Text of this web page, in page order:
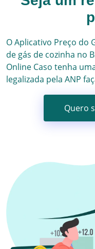
O Aplicativo Preço do
de gás de cozinha no
Online Caso tenha
legalizada pela ANP
Quero